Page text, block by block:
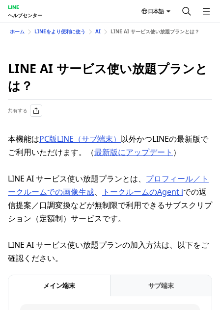
LINE
ヘルプセンター
日本語
ホーム LINEをより便利に使う AI LINE AI サービス使い放題プランとは？​
LINE AI サービス使い放題プランと
は？​
共有する
本機能はPC版LINE（サブ端末） 以外かつLINEの最新版で
ご利用いただけます。（最新版にアップデート ）
LINE AI サービス使い放題プランとは、 プロフィール／ト
ークルームでの画像生成、 トークルームのAgent iでの返
信提案／口調変換などが無制限で利用できるサブスクリプ
ション（定額制）サービスです。
LINE AI サービス使い放題プランの加入方法は、以下をご
確認ください。
メイン端末 サブ端末